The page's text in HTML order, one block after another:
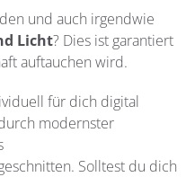
und auch irgendwie
Licht? Dies ist garantiert
auftauchen wird.
für dich digital
modernster
Solltest du dich